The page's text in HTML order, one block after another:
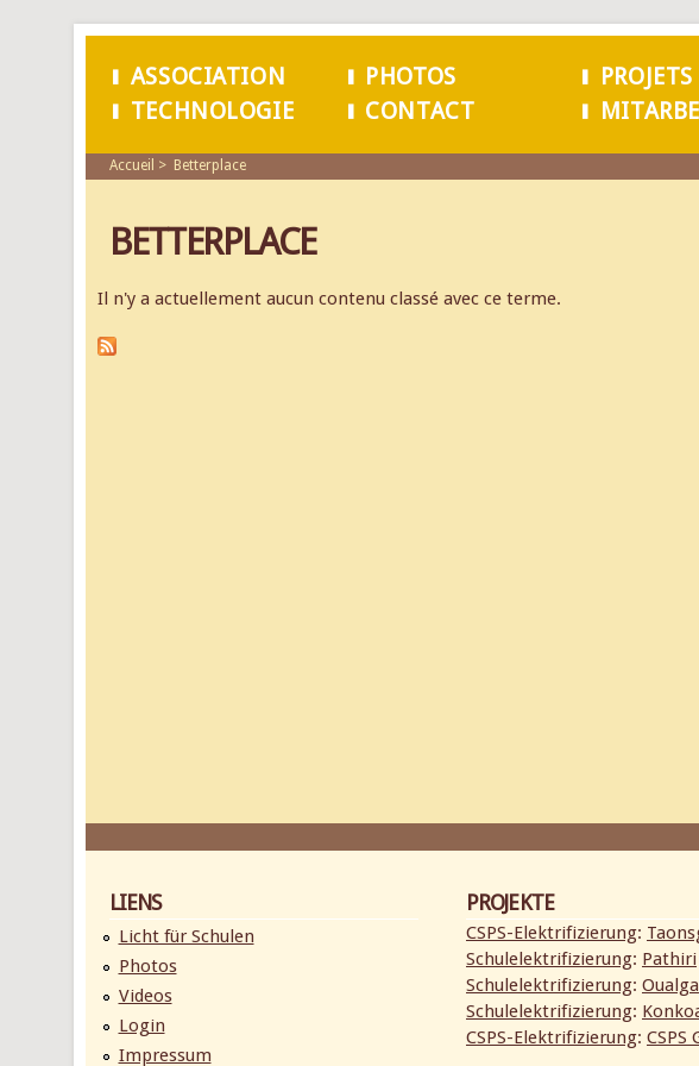
MENU PRINCIPAL
ASSOCIATION PHOTOS
PROJETS
TECHNOLOGIE
CONTACT
Accueil Betterplace
BETTERPLACE
Il n'y a actuellement aucun contenu classé avec ce terme.
LIENS
Licht für Schulen
Photos
Videos
Login
Impressum
PROJEKTE
CSPS-Elektrifizierung:
Schulelektrifizierung: Pathiri
Schulelektrifizierung: Oualga
Schulelektrifizierung:
CSPS-Elektrifizierung: CSPS